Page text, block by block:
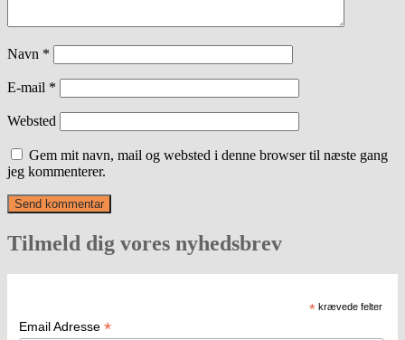
Navn *
E-mail *
Websted
Gem mit navn, mail og websted i denne browser til næste gang
jeg kommenterer.
Tilmeld dig vores nyhedsbrev
* krævede felter
Email Adresse *